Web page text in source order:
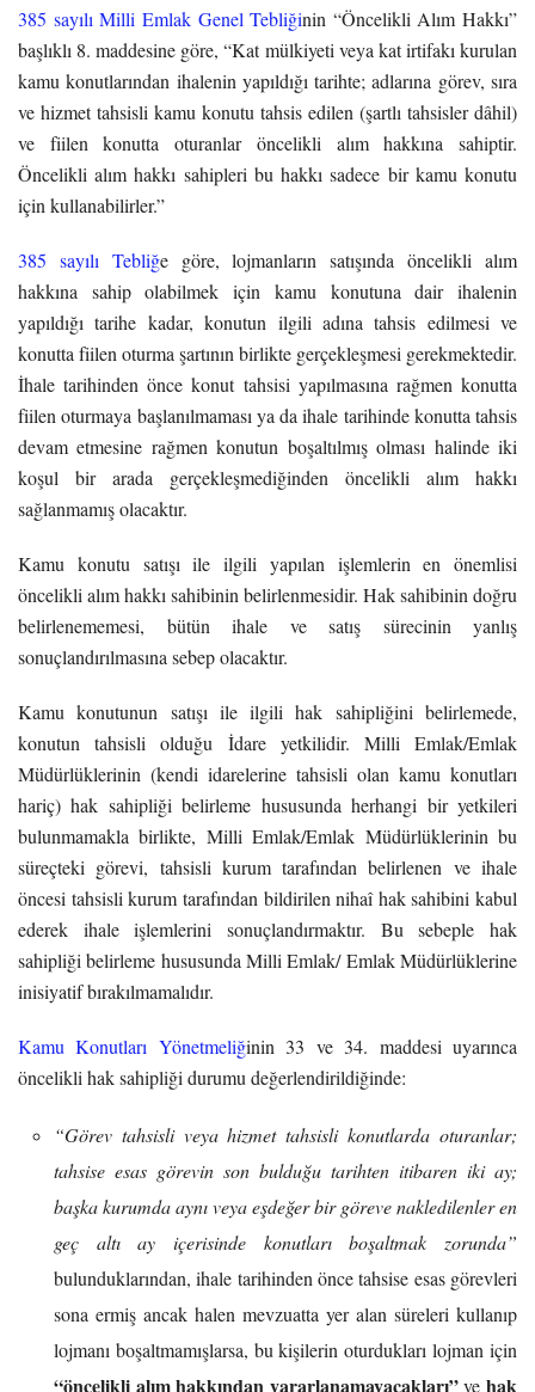
385 sayılı Milli Emlak Genel Tebliğinin “Öncelikli Alım Hakkı”
başlıklı 8. maddesine göre, “Kat mülkiyeti veya kat irtifakı kurulan
kamu konutlarından ihalenin yapıldığı tarihte; adlarına görev, sıra
ve hizmet tahsisli kamu konutu tahsis edilen (şartlı tahsisler dâhil)
ve fiilen konutta oturanlar öncelikli alım hakkına sahiptir.
Öncelikli alım hakkı sahipleri bu hakkı sadece bir kamu konutu
için kullanabilirler.”
385 sayılı Tebliğe göre, lojmanların satışında öncelikli alım
hakkına sahip olabilmek için kamu konutuna dair ihalenin
yapıldığı tarihe kadar, konutun ilgili adına tahsis edilmesi ve
konutta fiilen oturma şartının birlikte gerçekleşmesi gerekmektedir.
İhale tarihinden önce konut tahsisi yapılmasına rağmen konutta
fiilen oturmaya başlanılmaması ya da ihale tarihinde konutta tahsis
devam etmesine rağmen konutun boşaltılmış olması halinde iki
koşul bir arada gerçekleşmediğinden öncelikli alım hakkı
sağlanmamış olacaktır.
Kamu konutu satışı ile ilgili yapılan işlemlerin en önemlisi
öncelikli alım hakkı sahibinin belirlenmesidir. Hak sahibinin doğru
belirlenememesi, bütün ihale ve satış sürecinin yanlış
sonuçlandırılmasına sebep olacaktır.
Kamu konutunun satışı ile ilgili hak sahipliğini belirlemede,
konutun tahsisli olduğu İdare yetkilidir. Milli Emlak/Emlak
Müdürlüklerinin (kendi idarelerine tahsisli olan kamu konutları
hariç) hak sahipliği belirleme hususunda herhangi bir yetkileri
bulunmamakla birlikte, Milli Emlak/Emlak Müdürlüklerinin bu
süreçteki görevi, tahsisli kurum tarafından belirlenen ve ihale
öncesi tahsisli kurum tarafından bildirilen nihaî hak sahibini kabul
ederek ihale işlemlerini sonuçlandırmaktır. Bu sebeple hak
sahipliği belirleme hususunda Milli Emlak/ Emlak Müdürlüklerine
inisiyatif bırakılmamalıdır.
Kamu Konutları Yönetmeliğinin 33 ve 34. maddesi uyarınca
öncelikli hak sahipliği durumu değerlendirildiğinde:
“Görev tahsisli veya hizmet tahsisli konutlarda oturanlar;
tahsise esas görevin son bulduğu tarihten itibaren iki ay;
başka kurumda aynı veya eşdeğer bir göreve nakledilenler en
geç altı ay içerisinde konutları boşaltmak zorunda”
bulunduklarından, ihale tarihinden önce tahsise esas görevleri
sona ermiş ancak halen mevzuatta yer alan süreleri kullanıp
lojmanı boşaltmamışlarsa, bu kişilerin oturdukları lojman için
“öncelikli alım hakkından yararlanamayacakları”ve hak